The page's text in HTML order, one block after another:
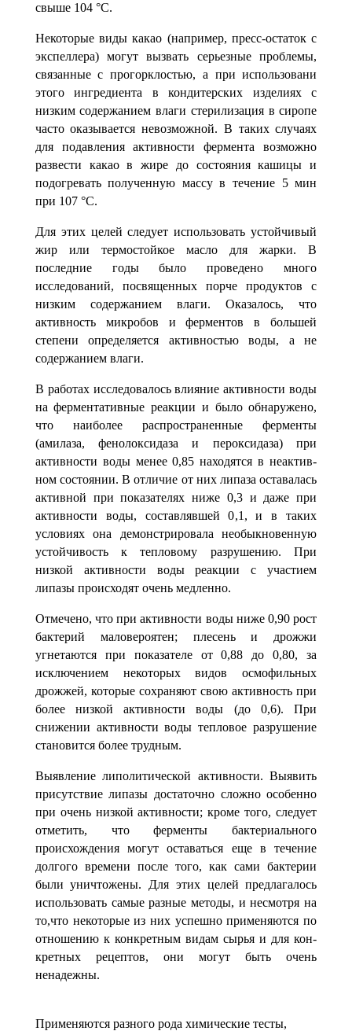
свыше 104°С.
Некоторые виды какао (например, пресс-остаток с
экспеллера) могут вызвать серьезные проблемы,
связанные с прогорклостью, а при использовани
этого ингре­диента в кондитерских изделиях с
низким содержанием влаги стерилизация в сиро­пе
часто оказывается невозможной. В таких случаях
для подавления активности фермента возможно
развести какао в жире до состояния кашицы и
подогревать по­лученную массу в течение 5 мин
при 107 °С.
Для этих целей следует использовать устойчивый
жир или термостойкое масло для жарки. В
последние годы было проведено много
исследований, посвященных порче продуктов с
низким содержанием влаги. Оказалось, что
активность микробов и ферментов в большей
степени определяется активностью воды, а не
содержанием влаги.
В работах исследовалось влияние активности воды
на ферментативные ре­акции и было обнаружено,
что наиболее распространенные ферменты
(амилаза, фенолоксидаза и пероксидаза) при
активности воды менее 0,85 находятся в неактив­
ном состоянии. В отличие от них липаза оставалась
активной при показателях ниже 0,3 и даже при
активности воды, составлявшей 0,1, и в таких
условиях она демонст­рировала необыкновенную
устойчивость к тепловому разрушению. При
низкой ак­тивности воды реакции с участием
липазы происходят очень медленно.
Отмечено, что при активности воды ниже 0,90 рост
бактерий мало­вероятен; плесень и дрожжи
угнетаются при показателе от 0,88 до 0,80, за
исключе­нием некоторых видов осмофильных
дрожжей, которые сохраняют свою актив­ность при
более низкой активности воды (до 0,6). При
снижении активности воды тепловое разрушение
становится более трудным.
Выявление липолитической активности. Выявить
присутствие липазы дос­таточно сложно особенно
при очень низкой активности; кроме того, следует
отме­тить, что ферменты бактериального
происхождения могут оставаться еще в течение
долгого времени после того, как сами бактерии
были уничтожены. Для этих целей предлагалось
использовать самые разные методы, и несмотря на
то,что некоторые из них успешно применяются по
отношению к конкретным видам сырья и для кон­
кретных рецептов, они могут быть очень
ненадежны.
Применяются разного рода химические тесты,